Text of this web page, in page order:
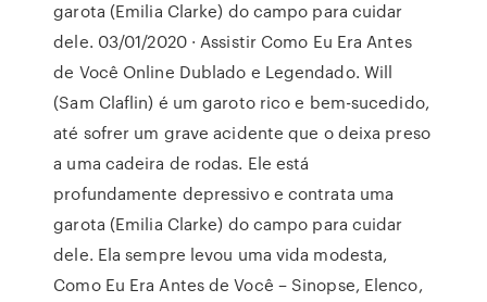
garota (Emilia Clarke) do campo para cuidar
dele. 03/01/2020 · Assistir Como Eu Era Antes
de Você Online Dublado e Legendado. Will
(Sam Claflin) é um garoto rico e bem-sucedido,
até sofrer um grave acidente que o deixa preso
a uma cadeira de rodas. Ele está
profundamente depressivo e contrata uma
garota (Emilia Clarke) do campo para cuidar
dele. Ela sempre levou uma vida modesta,
Como Eu Era Antes de Você – Sinopse, Elenco,